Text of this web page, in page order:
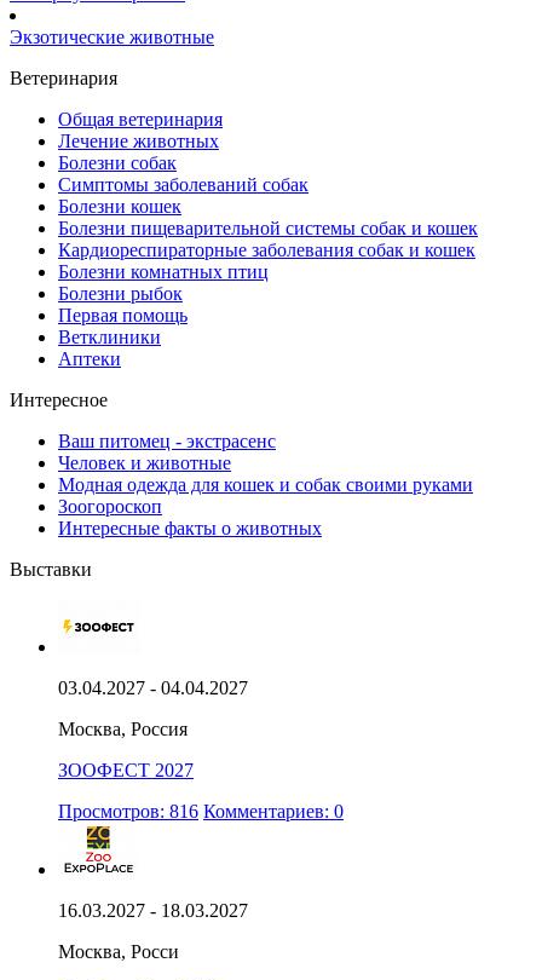
Экзотические животные
Ветеринария
Общая ветеринария
Лечение животных
Болезни собак
Симптомы заболеваний собак
Болезни кошек
Болезни пищеварительной системы собак и кошек
Кардиореспираторные заболевания собак и кошек
Болезни комнатных птиц
Болезни рыбок
Первая помощь
Ветклиники
Аптеки
Интересное
Ваш питомец - экстрасенс
Человек и животные
Модная одежда для кошек и собак своими руками
Зоогороскоп
Интересные факты о животных
Выставки
03.04.2027 - 04.04.2027
Москва, Россия
ЗООФЕСТ 2027
Просмотров: 816 Комментариев: 0
16.03.2027 - 18.03.2027
Москва, Росси